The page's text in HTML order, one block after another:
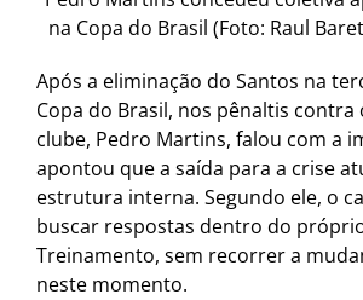
na Copa do Brasil (Foto: Raul
Após a eliminação do Santos na
Copa do Brasil, nos pênaltis contra
clube, Pedro Martins, falou com a
apontou que a saída para a crise
estrutura interna. Segundo ele, o
buscar respostas dentro do
Treinamento, sem recorrer a
neste momento.